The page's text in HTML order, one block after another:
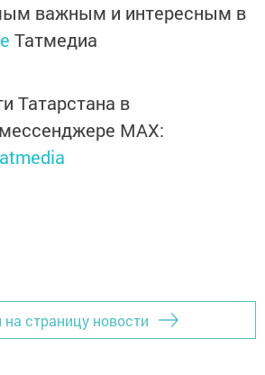
важным и интересным в
Татмедиа
Татарстана в
MАХ:
на страницу новости